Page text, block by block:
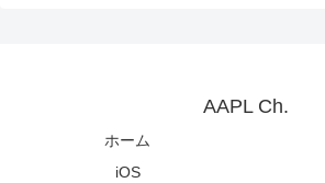
AAPL Ch.
ホーム
iOS